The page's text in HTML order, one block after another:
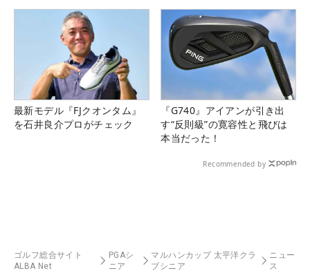
最新モデル『FJクオンタム』
を石井良介プロがチェック
『G740』アイアンが引き出
す“反則級”の寛容性と飛びは
本当だった！
Recommended by
ゴルフ総合サイト
ALBA Net
PGAシ
ニア
マルハンカップ 太平洋クラ
ブシニア
ニュー
ス